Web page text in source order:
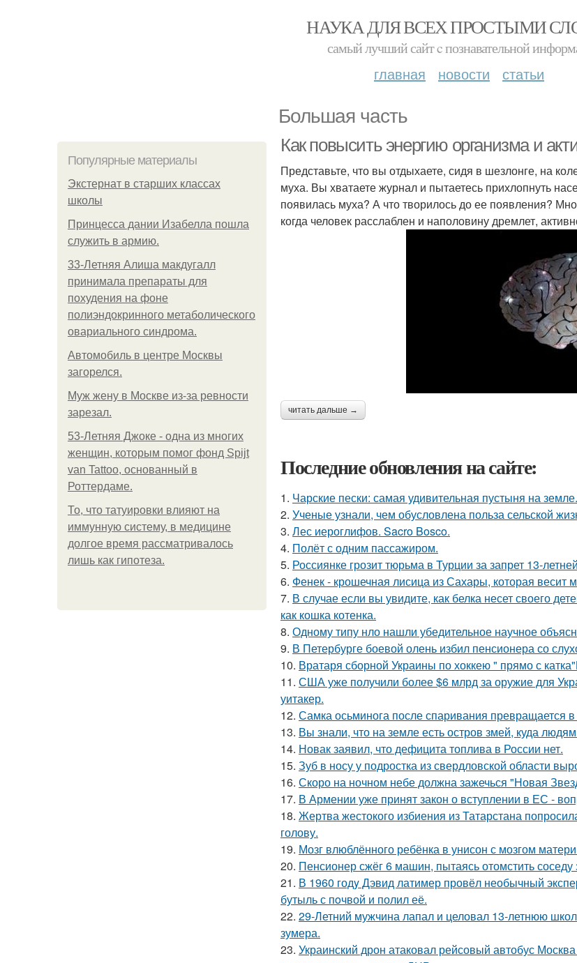
НАУКА ДЛЯ ВСЕХ ПРОСТЫМИ
самый лучший сайт c познавательной
главная новости статьи
Большая часть
Популярные материалы
Экстернат в старших классах
школы
Принцесса дании Изабелла пошла
служить в армию.
33-Летняя Алиша макдугалл
принимала препараты для
похудения на фоне
полиэндокринного метаболического
овариального синдрома.
Автомобиль в центре Москвы
загорелся.
Mуж жену в Москве из-за ревности
зарезал.
53-Летняя Джоке - одна из многих
женщин, которым помог фонд Spijt
van Tattoo, основанный в
Роттердаме.
То, что татуировки влияют на
иммунную систему, в медицине
долгое время рассматривалось
лишь как гипотеза.
Как повысить энергию организма и
Представьте, что вы отдыхаете, сидя в шезлонге, на
муха. Вы хватаете журнал и пытаетесь прихлопнуть
появилась муха? А что творилось до ее появления?
когда человек расслаблен и наполовину дремлет,
читать дальше →
Последние обновления на сайте:
1. Чарские пески: самая удивительная пустыня на земле.
2. Ученые узнали, чем обусловлена польза сельской
3. Лес иероглифов. Sacro Bosco.
4. Полёт с одним пассажиром.
5. Россиянке грозит тюрьма в Турции за запрет 13-
6. Фенек - крошечная лисица из Сахары, которая
7. В случае если вы увидите, как белка несет своего
как кошка котенка.
8. Одному типу нло нашли убедительное научное
9. В Петербурге боевой олень избил пенсионера со
10. Вратаря сборной Украины по хоккею " прямо с
11. США уже получили более $6 млрд за оружие для
уитакер.
12. Самка осьминога после спаривания превращается в
13. Вы знали, что на земле есть остров змей, куда
14. Новак заявил, что дефицита топлива в России нет.
15. Зуб в носу у подростка из свердловской области
16. Скоро на ночном небе должна зажечься "Новая
17. В Армении уже принят закон о вступлении в ЕС -
18. Жертва жестокого избиения из Татарстана
голову.
19. Мозг влюблённого ребёнка в унисон с мозгом матери
20. Пенсионер сжёг 6 машин, пытаясь отомстить соседу
21. В 1960 годy Дэвид латимер провёл необычный
бутыль с пoчвой и полил её.
22. 29-Летний мужчина лапал и целовал 13-летнюю
зумера.
23. Украинский дрон атаковал рейсовый автобус